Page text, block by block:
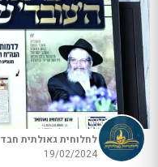
לחלוחית גאולתית חבד
19/02/2024